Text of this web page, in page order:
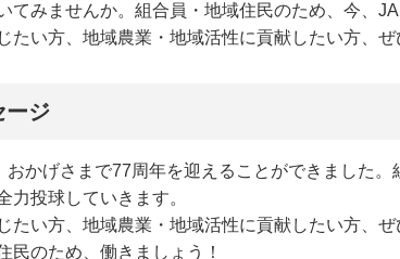
てみませんか。組合員・地域住民のため、今、
たい方、地域農業・地域活性に貢献したい方、ぜ
ージ
おかげさまで77周年を迎えることができました
力投球していきます。
たい方、地域農業・地域活性に貢献したい方、ぜ
民のため、働きましょう！